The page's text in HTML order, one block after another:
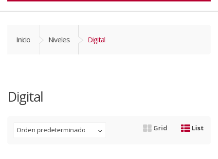
Inicio Niveles Digital
Digital
Orden predeterminado Grid List